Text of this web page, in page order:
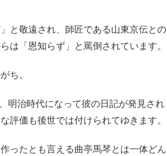
と敬遠され、師匠である山東京伝との
は「恩知らず」と罵倒されています。
ち。
明治時代になって彼の日記が発見され
価も後世では付けられてゆきます。
ったとも言える曲亭馬琴とは一体どん